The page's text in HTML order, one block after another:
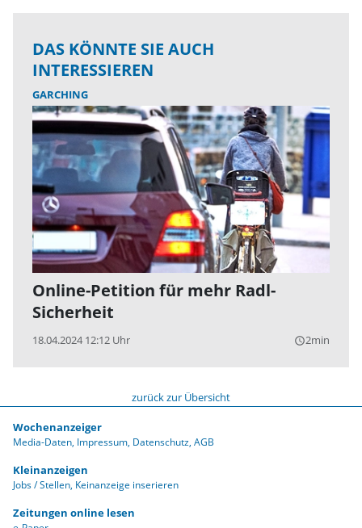
DAS KÖNNTE SIE AUCH
INTERESSIEREN
GARCHING
Online-Petition für mehr Radl-
Sicherheit
18.04.2024 12:12 Uhr query_builder2min
zurück zur Übersicht
Wochenanzeiger
Media-Daten Impressum Datenschutz AGB
Kleinanzeigen
Jobs / Stellen Keinanzeige inserieren
Zeitungen online lesen